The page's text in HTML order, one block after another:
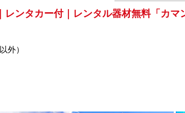
レンタカー付｜レンタル器材無料「カ
外）